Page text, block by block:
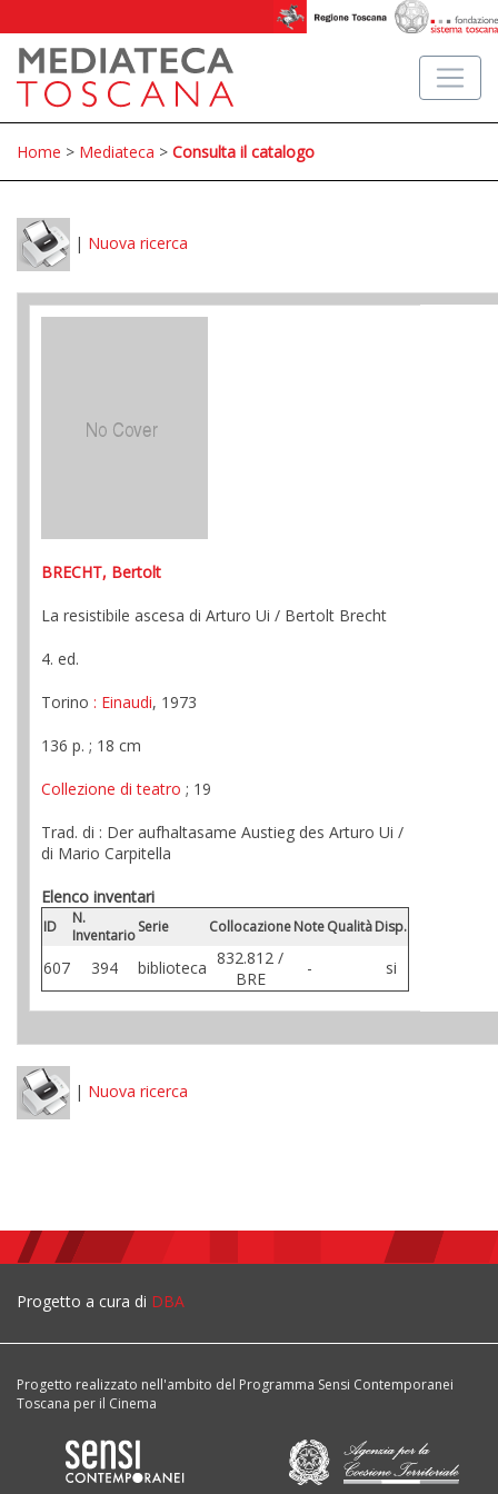
Home > Mediateca > Consulta il catalogo
| Nuova ricerca
BRECHT, Bertolt
La resistibile ascesa di Arturo Ui / Bertolt Brecht
4. ed.
Torino : Einaudi, 1973
136 p. ; 18 cm
Collezione di teatro ; 19
Trad. di : Der aufhaltasame Austieg des Arturo Ui /
di Mario Carpitella
Elenco inventari
ID
N.
InventarioSerie CollocazioneNoteQualitàDisp.
607 394 biblioteca 832.812 /
BRE
- si
| Nuova ricerca
Progetto a cura di DBA
Progetto realizzato nell'ambito del Programma Sensi Contemporanei
Toscana per il Cinema